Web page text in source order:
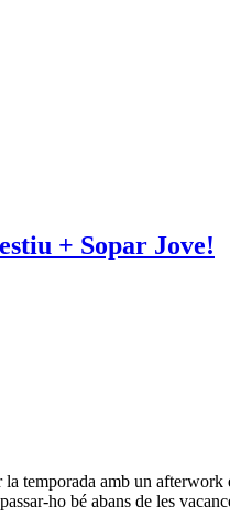
+ Sopar Jove!
temporada amb un afterwork
ho bé abans de les